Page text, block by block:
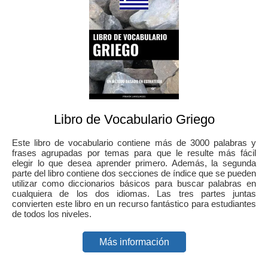
Libro de Vocabulario Griego
Este libro de vocabulario contiene más de 3000 palabras y
frases agrupadas por temas para que le resulte más fácil
elegir lo que desea aprender primero. Además, la segunda
parte del libro contiene dos secciones de índice que se pueden
utilizar como diccionarios básicos para buscar palabras en
cualquiera de los dos idiomas. Las tres partes juntas
convierten este libro en un recurso fantástico para estudiantes
de todos los niveles.
Más información